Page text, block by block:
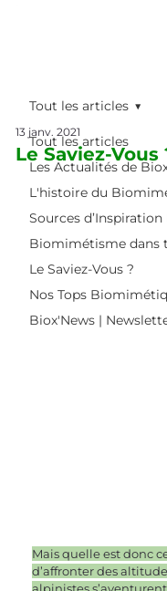
Tout les articles
Les Actualités de
L'histoire du
Sources
Biomimétisme dans
Le Saviez-Vous ?
Nos Tops
Biox'News |
Tout les articles
Le Saviez-Vous
13 janv. 2021
Mais quelle est donc
d’affronter des